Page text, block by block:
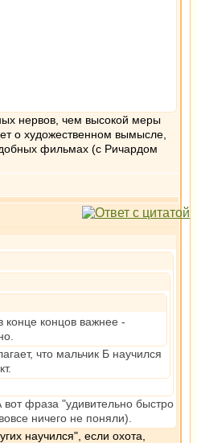
нервов, чем высокой меры
о художественном вымысле,
фильмах (с Ричардом
концов важнее -
что мальчик Б научился
вот фраза "удивительно быстро
ничего не поняли).
научился", если охота,